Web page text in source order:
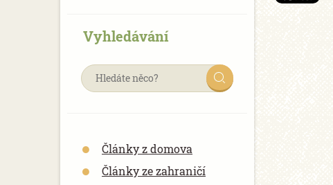
Vyhledávání
Články z domova
Články ze zahraničí